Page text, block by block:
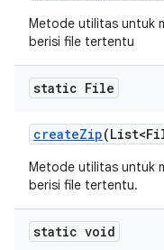
Metode utilitas untuk
berisi file tertentu
static File
createZip
Metode utilitas untuk
berisi file tertentu.
static void